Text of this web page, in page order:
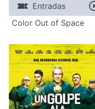
Entradas
Color Out of Space